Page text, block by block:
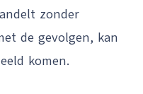
zonder
de gevolgen, kan
komen.